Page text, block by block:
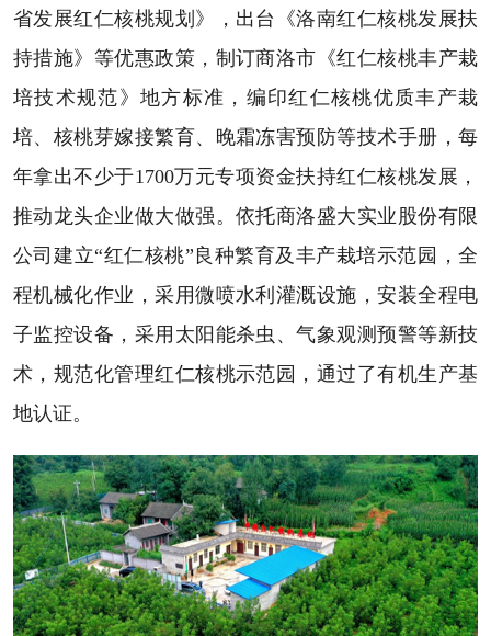
省发展红仁核桃规划》，出台《洛南红仁核桃发展扶
持措施》等优惠政策，制订商洛市《红仁核桃丰产栽
培技术规范》地方标准，编印红仁核桃优质丰产栽
培、核桃芽嫁接繁育、晚霜冻害预防等技术手册，每
年拿出不少于1700万元专项资金扶持红仁核桃发展，
推动龙头企业做大做强。依托商洛盛大实业股份有限
公司建立“红仁核桃”良种繁育及丰产栽培示范园，全
程机械化作业，采用微喷水利灌溉设施，安装全程电
子监控设备，采用太阳能杀虫、气象观测预警等新技
术，规范化管理红仁核桃示范园，通过了有机生产基
地认证。